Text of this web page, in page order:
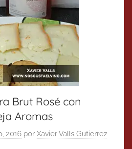
Brut Rosé con
Aromas
2016 por Xavier Valls Gutierrez